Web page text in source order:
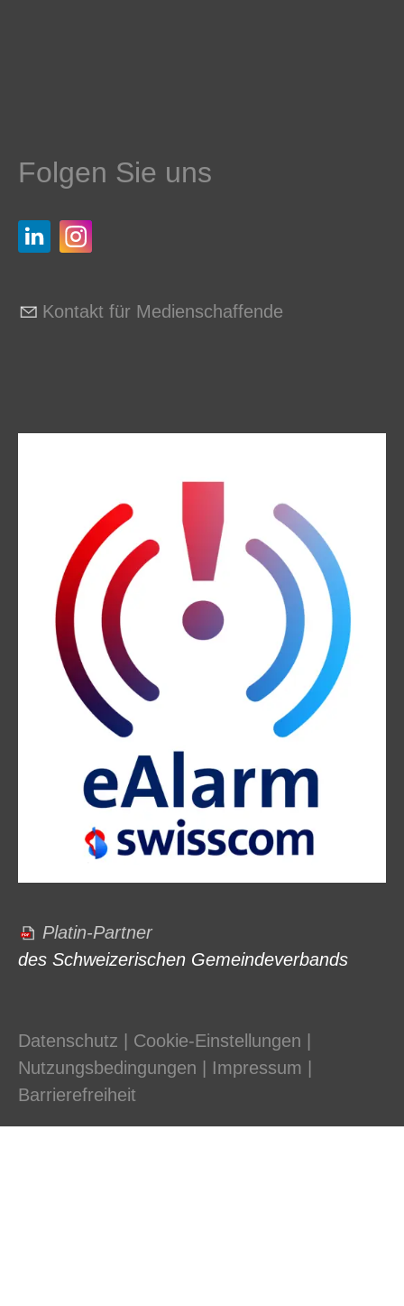
Folgen Sie uns
Kontakt für Medienschaffende
Platin-Partner
des Schweizerischen Gemeindeverbands
Datenschutz Cookie-Einstellungen
Nutzungsbedingungen
Impressum
Barrierefreiheit